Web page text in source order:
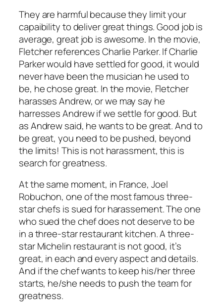
They are harmful because they limit your
capaibility to deliver great things. Good job is
average, great job is awesome. In the movie,
Fletcher references Charlie Parker. If Charlie
Parker would have settled for good, it would
never have been the musician he used to
be, he chose great. In the movie, Fletcher
harasses Andrew, or we may say he
harresses Andrew if we settle for good. But
as Andrew said, he wants to be great. And to
be great, you need to be pushed, beyond
the limits! This is not harassment, this is
search for greatness.
At the same moment, in France, Joel
Robuchon, one of the most famous three-
star chefs is sued for harassement. The one
who sued the chef does not deserve to be
in a three-star restaurant kitchen. A three-
star Michelin restaurant is not good, it’s
great, in each and every aspect and details.
And if the chef wants to keep his/her three
starts, he/she needs to push the team for
greatness.